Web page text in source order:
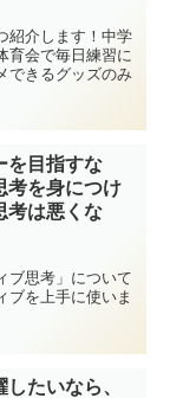
紹介します！中学
育会で毎日練習に
できるグッズのみ
を目指すな
考を身につけ
考は悪くな
ブ思考」について
ブを上手に使いま
たいなら、